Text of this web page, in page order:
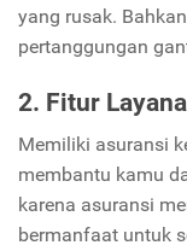
yang rusak.
pertanggungan
2. Fitur
Memiliki asuransi
membantu kamu
karena asuransi
bermanfaat untuk